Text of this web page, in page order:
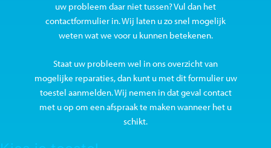
uw probleem daar niet tussen? Vul dan het
contactformulier in. Wij laten u zo snel mogelijk
weten wat we voor u kunnen betekenen.
Staat uw probleem wel in ons overzicht van
mogelijke reparaties, dan kunt u met dit formulier uw
toestel aanmelden. Wij nemen in dat geval contact
met u op om een afspraak te maken wanneer het u
schikt.